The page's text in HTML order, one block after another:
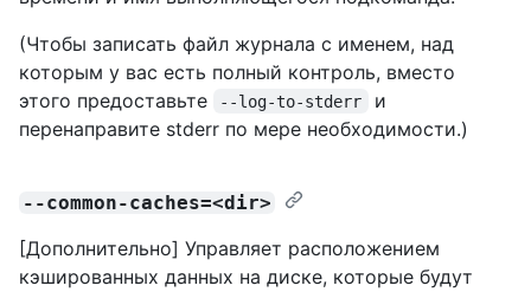
(Чтобы записать файл журнала с именем, над
которым у вас есть полный контроль, вместо
этого предоставьте
--log-to-stderr
и
перенаправите stderr по мере необходимости.)
--common-caches=<dir>
[Дополнительно] Управляет расположением
кэшированных данных на диске, которые будут